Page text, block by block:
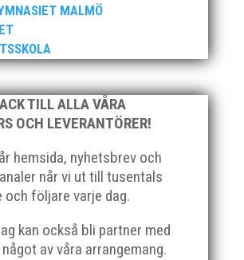
MALMÖ
TILL ALLA VÅRA
OCH LEVERANTÖRER!
hemsida, nyhetsbrev och
når vi ut till tusentals
och följare varje dag.
kan också bli partner med
av våra arrangemang.
bjuder så var vi ett helt gäng löpare
som sprang det mysiga
varv runt Pildammsparken (2,7 km
med tidtagning på de fem